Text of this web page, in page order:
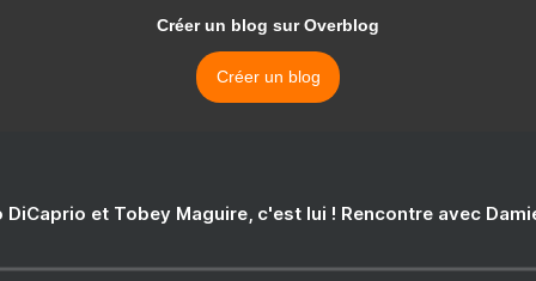
Créer un blog sur Overblog
Créer un blog
DiCaprio et Tobey Maguire, c'est lui ! Rencontre avec